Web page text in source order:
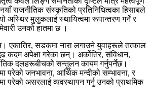
राजनीतिक संस्कृतिको प्रतिनिधित्वका हिसाबले
अस्थिर मुलुकलाई स्थायित्वमा रूपान्तरण गर्ने र
उनको हातमा छ ।
एकातिर, सडकमा नारा लगाउने युवाहरूले तत्काल
कदम अपेक्षा गरेका छन्। अर्कोतिर, संविधान,
दलहरूबीचको सन्तुलन कायम गर्नुपर्नेछ।
परेको जनभावना, आर्थिक मन्दीको सम्भावना, र
परेको असरलाई व्यवस्थापन गर्नु उनको प्राथमिक